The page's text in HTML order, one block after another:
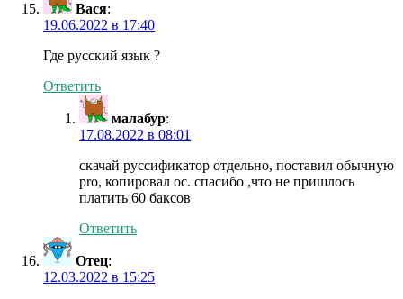
Вася:
19.06.2022 в 17:40
Где русский язык ?
Ответить
малабур:
17.08.2022 в 08:01
скачай руссификатор отдельно, поставил обычную
pro, копировал ос. спасибо ,что не пришлось
платить 60 баксов
Ответить
Отец:
12.03.2022 в 15:25